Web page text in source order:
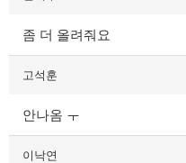
좀 더 올려줘요
고석훈
안나옴 ㅜ
이낙연